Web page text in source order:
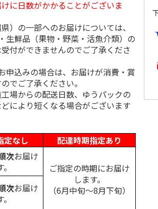
30g×21…
(送料・税込) (送料・税込)
に日数がかかることがございま
）の一部へのお届けについては、
生鮮品（果物・野菜・活魚介類）の
付ができませんのでご了承くださ
込みの場合は、お届けが消費・賞
でご了承ください。
場からの配送日数、ゆうパックの
により短くなる場合がございます
定なし
配達時期指定あり
次お届け
ご指定の時期にお届け
します。
（6月中旬～8月下旬）
次お届け